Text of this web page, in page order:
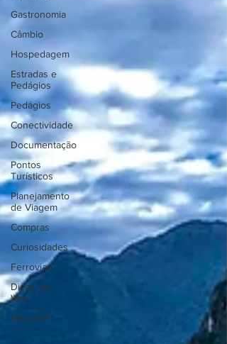
Gastronomia
Câmbio
Hospedagem
Estradas e
Pedágios
Pedágios
Conectividade
Documentação
Pontos
Turísticos
Planejamento
de Viagem
Compras
Curiosidades
Ferrovias
Dicas de
Voo
Destinos